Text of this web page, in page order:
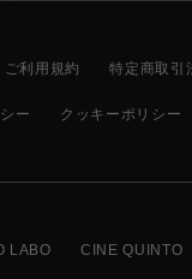
ご利用規約 特定商取引
ー クッキーポリシー
LABO CINE QUINTO